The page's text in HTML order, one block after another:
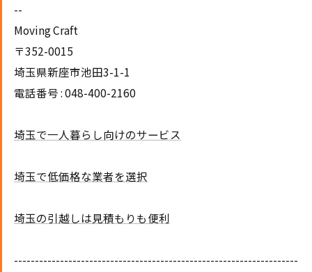
--
Moving Craft
〒352-0015
埼玉県新座市池田3-1-1
電話番号 : 048-400-2160
埼玉で一人暮らし向けのサービス
埼玉で低価格な業者を選択
埼玉の引越しは見積もりも便利
--------------------------------------------------------------------